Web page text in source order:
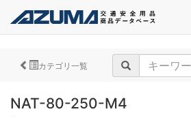
カテゴリ一覧
NAT-80-250-M4